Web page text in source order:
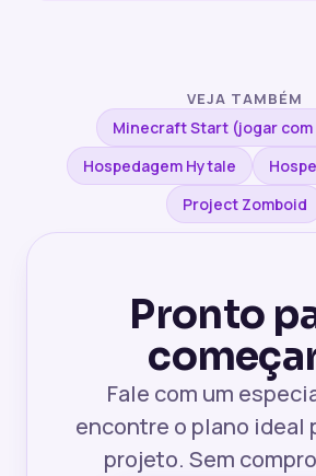
VEJA TAMBÉM
Minecraft Start (jogar com
Hospedagem Hytale
Project Zomboid
Pronto
Fale com um
encontre o plano ideal
projeto. Sem